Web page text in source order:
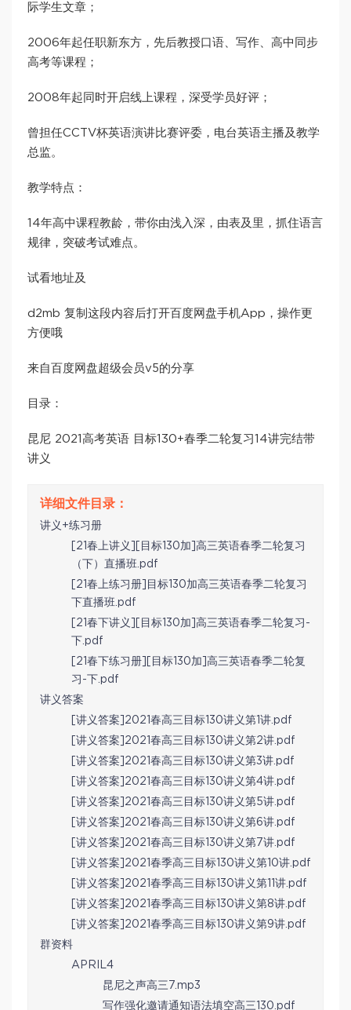
际学生文章；
2006年起任职新东方，先后教授口语、写作、高中同步
高考等课程；
2008年起同时开启线上课程，深受学员好评；
曾担任CCTV杯英语演讲比赛评委，电台英语主播及教学
总监。
教学特点：
14年高中课程教龄，带你由浅入深，由表及里，抓住语言
规律，突破考试难点。
试看地址及
d2mb 复制这段内容后打开百度网盘手机App，操作更
方便哦
来自百度网盘超级会员v5的分享
目录：
昆尼 2021高考英语 目标130+春季二轮复习14讲完结带
讲义
讲义+练习册
[21春上讲义][目标130加]高三英语春季二轮复习
（下）直播班.pdf
[21春上练习册]目标130加高三英语春季二轮复习
下直播班.pdf
[21春下讲义][目标130加]高三英语春季二轮复习-
下.pdf
[21春下练习册][目标130加]高三英语春季二轮复
习-下.pdf
讲义答案
[讲义答案]2021春高三目标130讲义第1讲.pdf
[讲义答案]2021春高三目标130讲义第2讲.pdf
[讲义答案]2021春高三目标130讲义第3讲.pdf
[讲义答案]2021春高三目标130讲义第4讲.pdf
[讲义答案]2021春高三目标130讲义第5讲.pdf
[讲义答案]2021春高三目标130讲义第6讲.pdf
[讲义答案]2021春高三目标130讲义第7讲.pdf
[讲义答案]2021春季高三目标130讲义第10讲.pdf
[讲义答案]2021春季高三目标130讲义第11讲.pdf
[讲义答案]2021春季高三目标130讲义第8讲.pdf
[讲义答案]2021春季高三目标130讲义第9讲.pdf
群资料
APRIL4
昆尼之声高三7.mp3
写作强化邀请通知语法填空高三130.pdf